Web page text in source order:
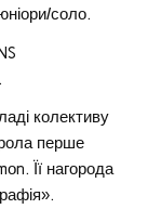
соло.
колективу
перше
Її нагорода